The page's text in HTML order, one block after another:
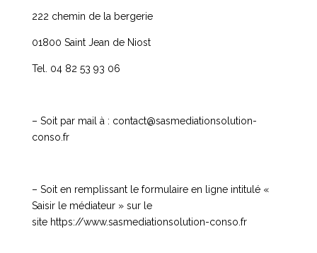
222 chemin de la bergerie
01800 Saint Jean de Niost
Tel. 04 82 53 93 06
– Soit par mail à : contact@sasmediationsolution-
conso.fr
– Soit en remplissant le formulaire en ligne intitulé «
Saisir le médiateur » sur le
site https://www.sasmediationsolution-conso.fr